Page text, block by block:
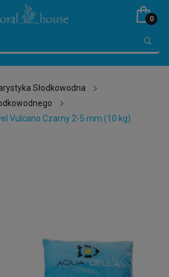
0
Słodkowodna
Vulcano Czarny 2-5 mm (10 kg)